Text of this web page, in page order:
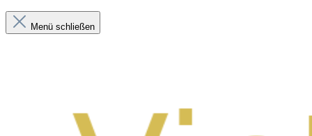
Menü schließen